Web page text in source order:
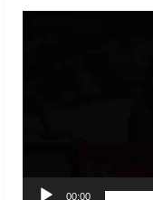
00:00